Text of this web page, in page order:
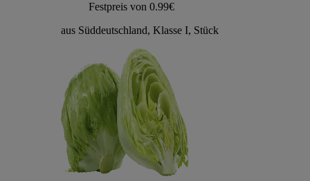
Festpreis von 0.99€
aus Süddeutschland, Klasse I, Stück